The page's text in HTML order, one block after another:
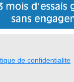
de confidentialite